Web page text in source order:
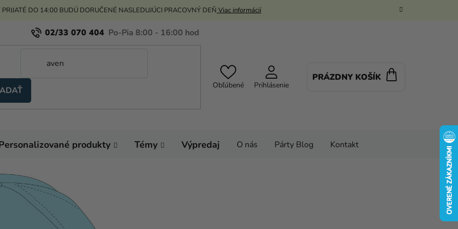
PRIJATÉ DO 14:00 BUDÚ DORUČENÉ NASLEDUJÚCI PRACOVNÝ DEŇ Viac informácií
02/33 070 404
Obľúbené Prihlásenie
PRÁZDNY KOŠÍK
produkty Témy Výpredaj O nás Párty Blog Kontakt